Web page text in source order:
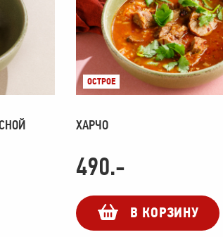
ОСТРОЕ
ХАРЧО
490.-
В КОРЗИНУ